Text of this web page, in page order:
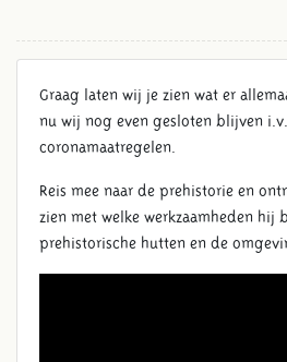
Graag laten wij je zien wat er
nu wij nog even gesloten blijven
coronamaatregelen.
Reis mee naar de prehistorie en
zien met welke werkzaamheden hij
prehistorische hutten en de